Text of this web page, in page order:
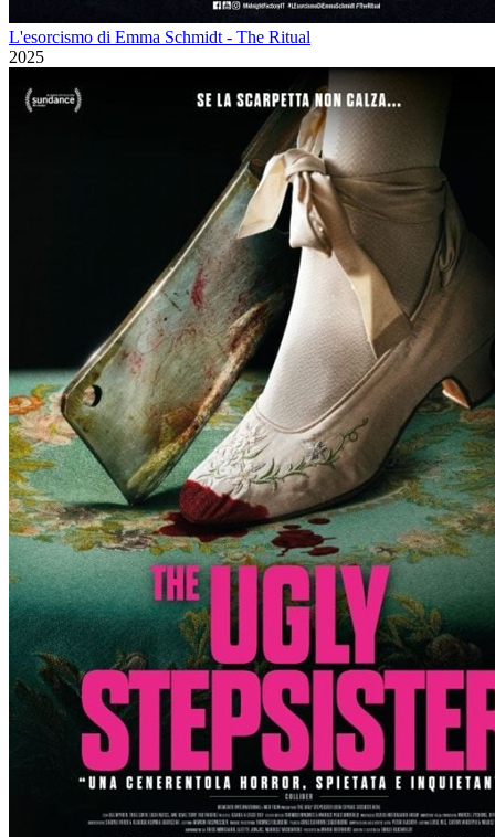
L'esorcismo di Emma Schmidt - The Ritual
2025